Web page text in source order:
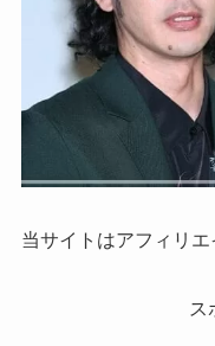
当サイトはアフィリエ
ス